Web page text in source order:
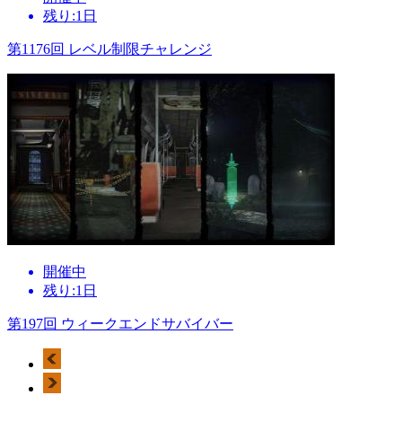
残り:1日
第1176回 レベル制限チャレンジ
開催中
残り:1日
第197回 ウィークエンドサバイバー